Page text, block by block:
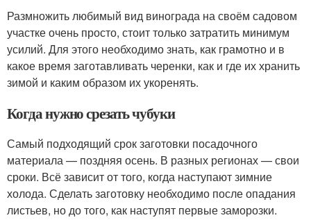
Размножить любимый вид винограда на своём садовом
участке очень просто, стоит только затратить минимум
усилий. Для этого необходимо знать, как грамотно и в
какое время заготавливать черенки, как и где их хранить
зимой и каким образом их укоренять.
Когда нужно срезать чубуки
Самый подходящий срок заготовки посадочного
материала — поздняя осень. В разных регионах — свои
сроки. Всё зависит от того, когда наступают зимние
холода. Сделать заготовку необходимо после опадания
листьев, но до того, как наступят первые заморозки.